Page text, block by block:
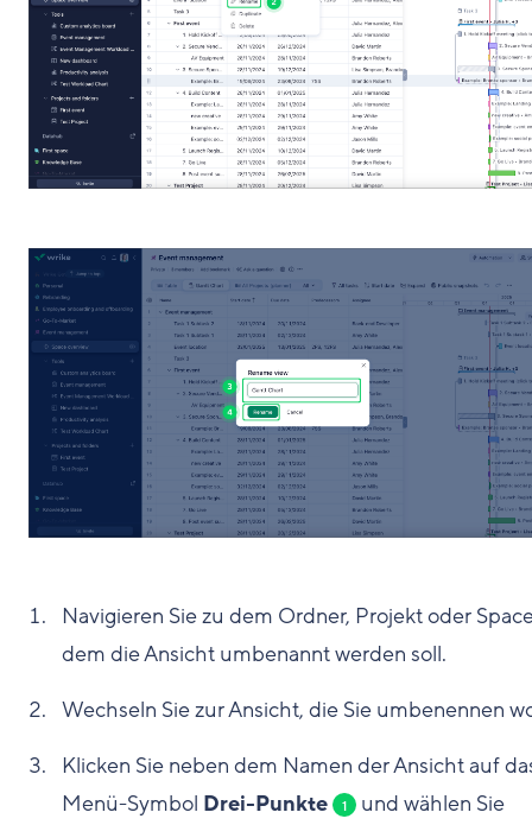
Navigieren Sie zu dem Ordner, Projekt oder
dem die Ansicht umbenannt werden soll.
Wechseln Sie zur Ansicht, die Sie umbenennen
Klicken Sie neben dem Namen der Ansicht auf
Menü-Symbol Drei-Punkte 1
und wählen Sie